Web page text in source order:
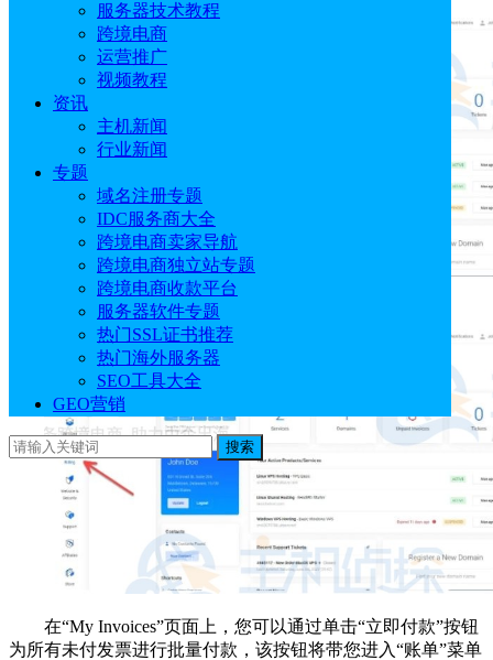
服务器技术教程
跨境电商
运营推广
视频教程
资讯
主机新闻
行业新闻
专题
域名注册专题
IDC服务商大全
跨境电商卖家导航
跨境电商独立站专题
跨境电商收款平台
服务器软件专题
热门SSL证书推荐
热门海外服务器
SEO工具大全
GEO营销
搜索
在“My Invoices”页面上，您可以通过单击“立即付款”按钮
为所有未付发票进行批量付款，该按钮将带您进入“账单”菜单